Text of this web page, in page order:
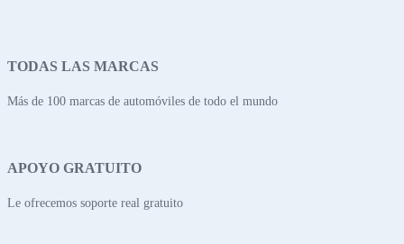
TODAS LAS MARCAS
Más de 100 marcas de automóviles de todo el mundo
APOYO GRATUITO
Le ofrecemos soporte real gratuito